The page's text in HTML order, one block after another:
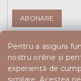
Pentru a asigura
nostru online și
experiență de
ABONARE